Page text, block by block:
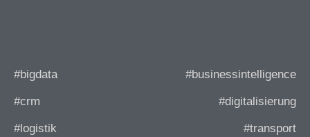
#bigdata #businessintelligence
#crm #digitalisierung
#logistik #transport